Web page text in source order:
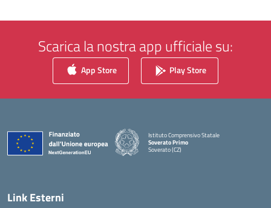
Scarica la nostra app ufficiale su:
App Store Play Store
Istituto Comprensivo Statale
Soverato Primo
Soverato (CZ)
Link Esterni